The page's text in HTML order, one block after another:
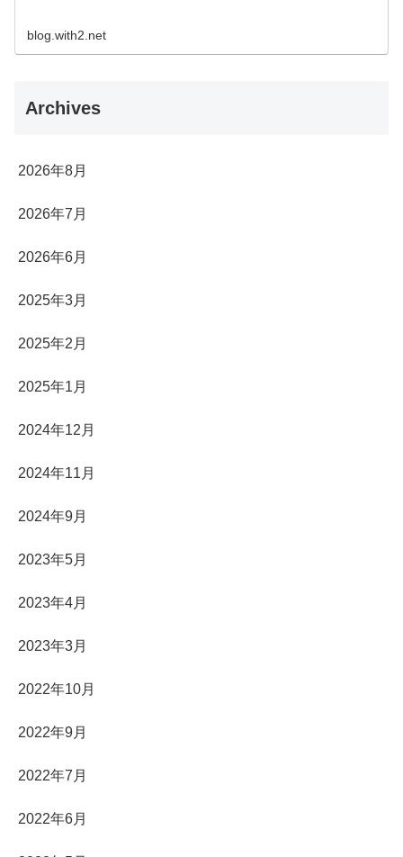
blog.with2.net
Archives
2026年8月
2026年7月
2026年6月
2025年3月
2025年2月
2025年1月
2024年12月
2024年11月
2024年9月
2023年5月
2023年4月
2023年3月
2022年10月
2022年9月
2022年7月
2022年6月